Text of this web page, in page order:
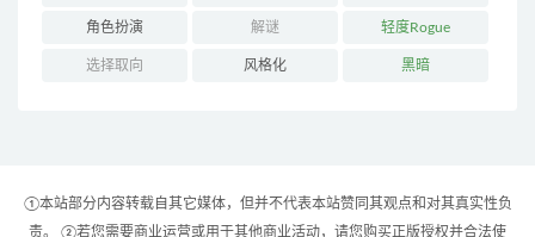
角色扮演 解谜 轻度Rogue
选择取向 风格化 黑暗
①本站部分内容转载自其它媒体，但并不代表本站赞同其观点和对其真实性负
责。 ②若您需要商业运营或用于其他商业活动，请您购买正版授权并合法使